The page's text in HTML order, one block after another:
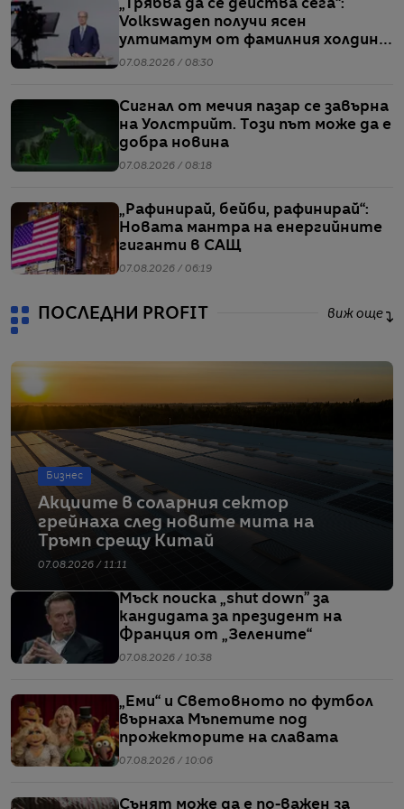
„Трябва да се действа сега“:
Volkswagen получи ясен
ултиматум от фамилния холдинг
начело на групата
07.08.2026 / 08:30
Сигнал от мечия пазар се завърна
на Уолстрийт. Този път може да е
добра новина
07.08.2026 / 08:18
„Рафинирай, бейби, рафинирай“:
Новата мантра на енергийните
гиганти в САЩ
07.08.2026 / 06:19
ПОСЛЕДНИ PROFIT виж още
Бизнес
Акциите в соларния сектор
грейнаха след новите мита на
Тръмп срещу Китай
07.08.2026 / 11:11
Мъск поиска „shut down” за
кандидата за президент на
Франция от „Зелените“
07.08.2026 / 10:38
„Еми“ и Световното по футбол
върнаха Мъпетите под
прожекторите на славата
07.08.2026 / 10:06
Сънят може да е по-важен за